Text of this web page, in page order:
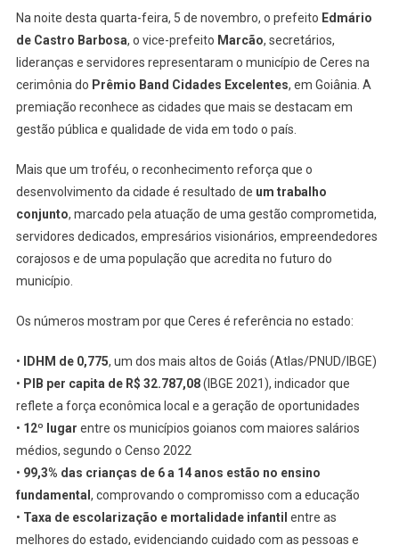
Recebe
Prêmio
Band
Cidades
Excelentes
E
Destaque
Na
Gestão
Goiás
Na noite desta quarta-feira, 5 de novembro, o prefeito Edmário
de Castro Barbosa, o vice-prefeito Marcão, secretários,
lideranças e servidores representaram o município de Ceres na
cerimônia do Prêmio Band Cidades Excelentes, em Goiânia. A
premiação reconhece as cidades que mais se destacam em
gestão pública e qualidade de vida em todo o país.
Mais que um troféu, o reconhecimento reforça que o
desenvolvimento da cidade é resultado de um trabalho
conjunto, marcado pela atuação de uma gestão comprometida,
servidores dedicados, empresários visionários, empreendedores
corajosos e de uma população que acredita no futuro do
município.
Os números mostram por que Ceres é referência no estado:
• IDHM de 0,775, um dos mais altos de Goiás (Atlas/PNUD/IBGE)
• PIB per capita de R$ 32.787,08(IBGE 2021), indicador que
reflete a força econômica local e a geração de oportunidades
• 12º lugar entre os municípios goianos com maiores salários
médios, segundo o Censo 2022
• 99,3% das crianças de 6 a 14 anos estão no ensino
fundamental , comprovando o compromisso com a educação
• Taxa de escolarização e mortalidade infantil entre as
melhores do estado, evidenciando cuidado com as pessoas e